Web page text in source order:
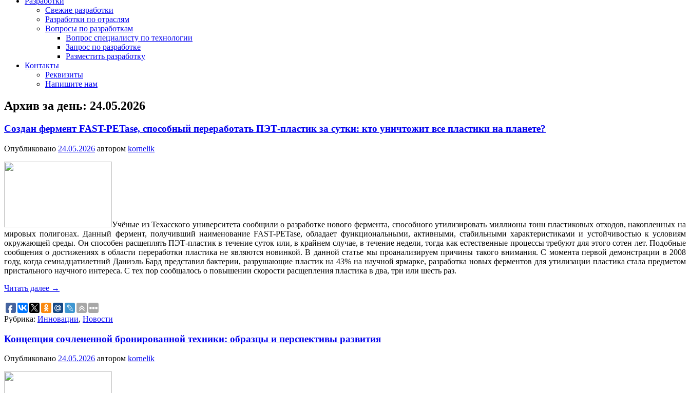
Свежие разработки
Разработки по отраслям
Вопросы по разработкам
Вопрос специалисту по технологии
Запрос по разработке
Разместить разработку
Контакты
Реквизиты
Напишите нам
Архив за день: 24.05.2026
Создан фермент FAST-PETase, способный переработать ПЭТ-пластик за сутки: кто уничтожит все пластики на планете?
Опубликовано 24.05.2026 автором kornelik
Учёные из Техасского университета сообщили о разработке нового фермента, способного утилизировать миллионы тонн пластиковых отходов, накопленных на
мировых полигонах. Данный фермент, получивший наименование FAST-PETase, обладает функциональными, активными, стабильными характеристиками и устойчивостью к условиям
окружающей среды. Он способен расщеплять ПЭТ-пластик в течение суток или, в крайнем случае, в течение недели, тогда как естественные процессы требуют для этого сотен лет. Подобные
сообщения о достижениях в области переработки пластика не являются новинкой. В данной статье мы проанализируем причины такого внимания. С момента первой демонстрации в 2008
году, когда семнадцатилетний Даниэль Бард представил бактерии, разрушающие пластик на 43% на научной ярмарке, разработка новых ферментов для утилизации пластика стала предметом
пристального научного интереса. С тех пор сообщалось о повышении скорости расщепления пластика в два, три или шесть раз.
Читать далее →
Рубрика: Инновации, Новости
Концепция сочлененной бронированной техники: образцы и перспективы развития
Опубликовано 24.05.2026 автором kornelik